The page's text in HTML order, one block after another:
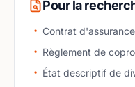
Pour la
Contrat
Règlement de
État descriptif de